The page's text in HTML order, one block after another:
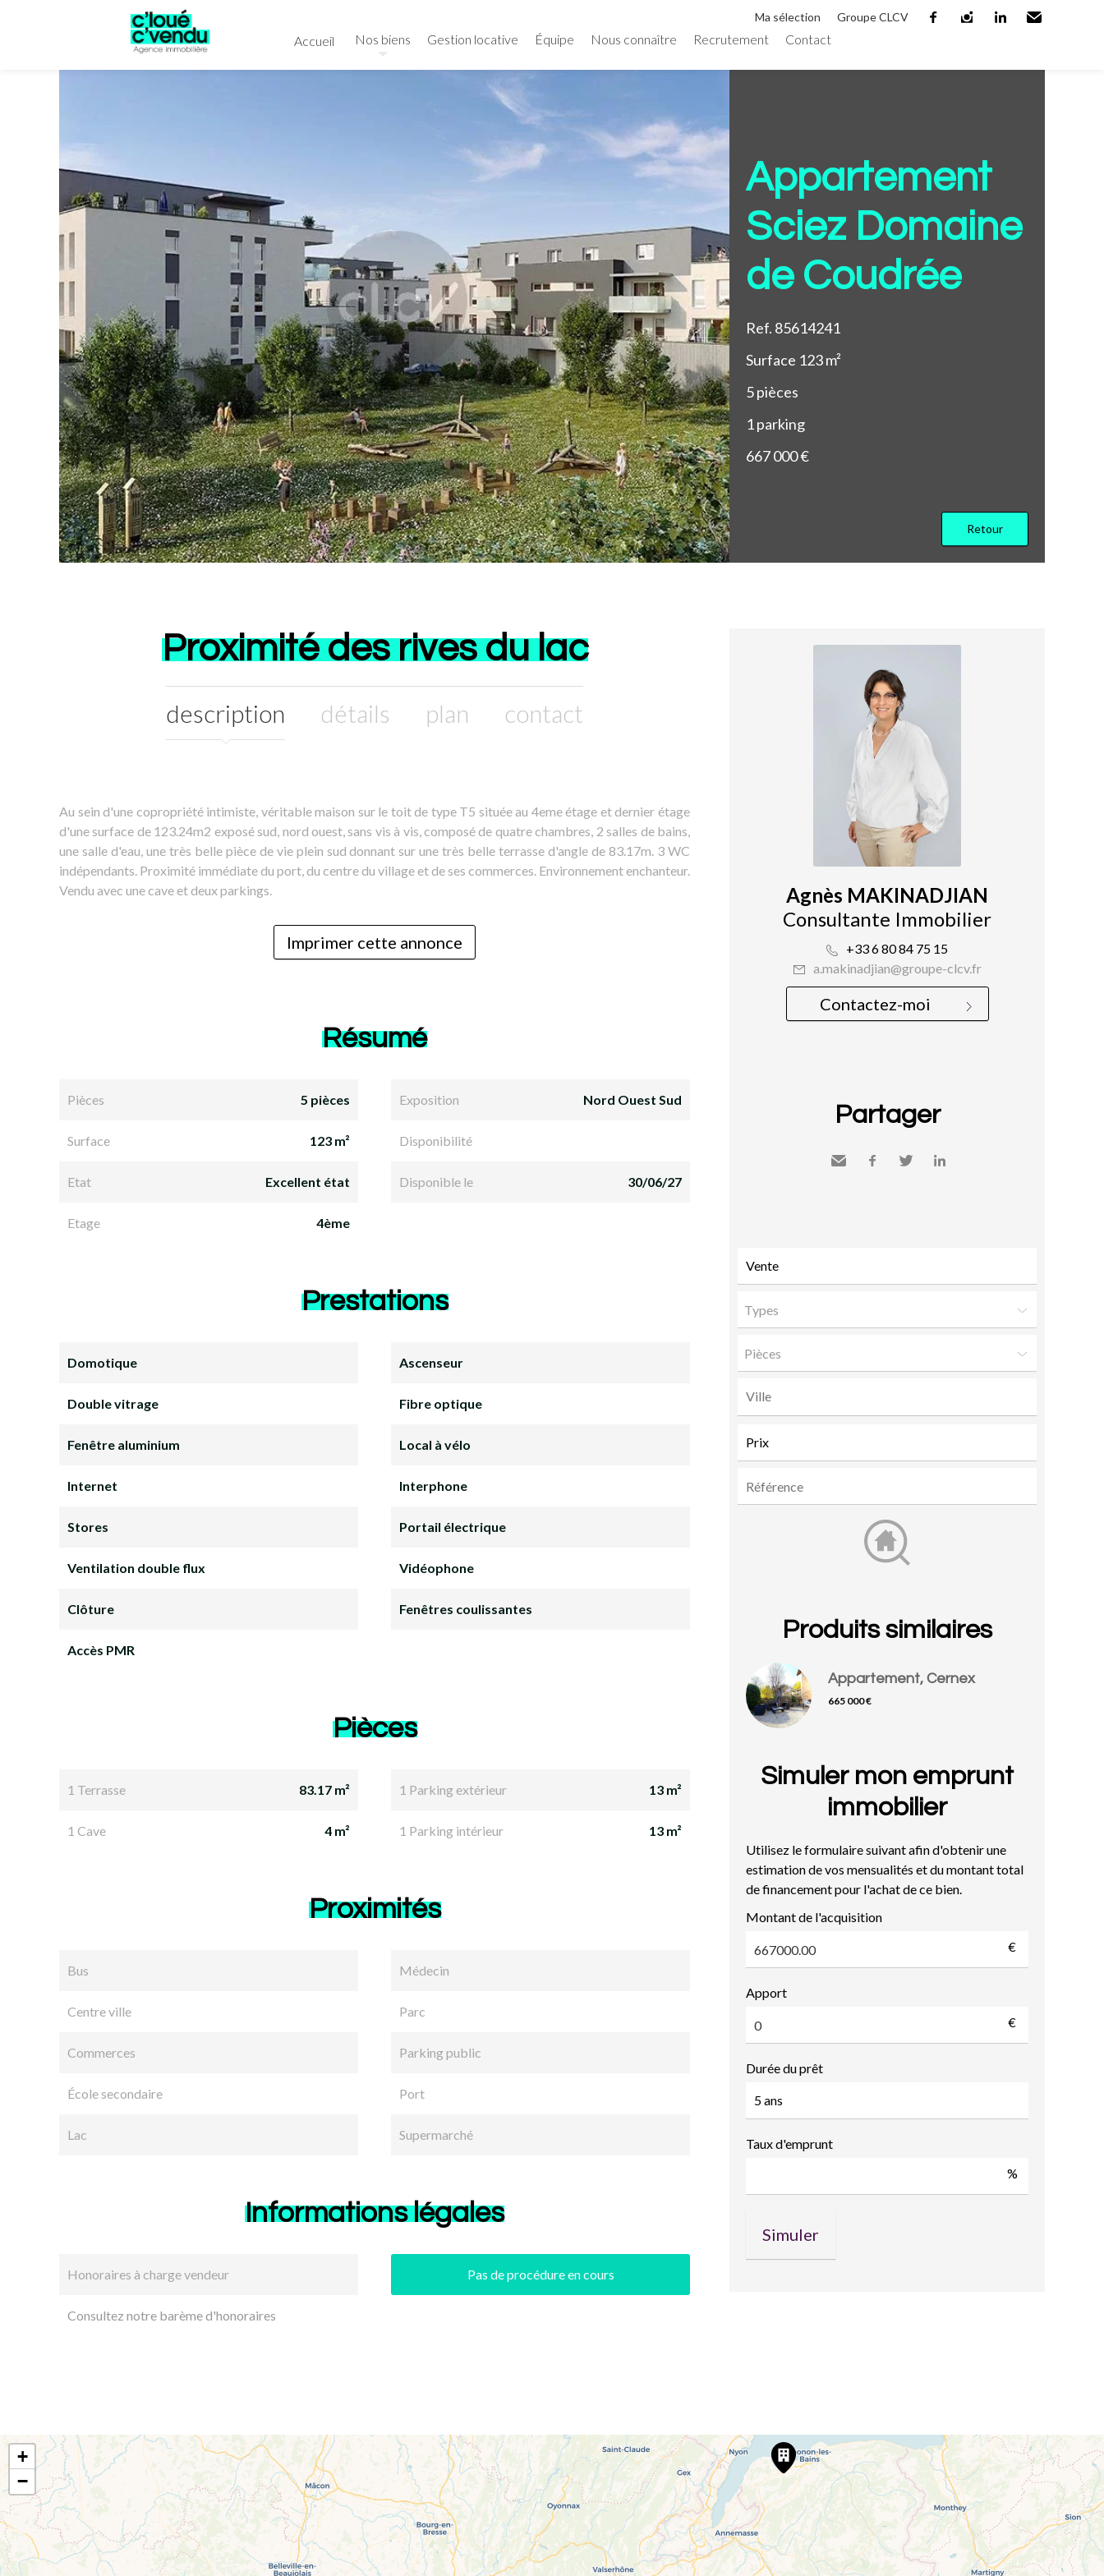
Ma sélection Groupe CLCV
Accueil Nos biens Gestion locative Équipe Nous connaître Recrutement Contact
Retour
Appartement
Sciez Domaine
de Coudrée
Ref. 85614241
Surface 123 m²
5pièces
1parking
667 000 €
Proximité des rives du lac
description détails plan contact
Au sein d'une copropriété intimiste, véritable maison sur le toit de type T5 située au 4eme étage et dernier étage
d'une surface de 123.24m2 exposé sud, nord ouest, sans vis à vis, composé de quatre chambres, 2 salles de bains,
une salle d'eau, une très belle pièce de vie plein sud donnant sur une très belle terrasse d'angle de 83.17m. 3 WC
indépendants. Proximité immédiate du port, du centre du village et de ses commerces. Environnement enchanteur.
Vendu avec une cave et deux parkings.
Imprimer cette annonce
Résumé
Pièces 5 pièces
Surface 123 m²
Etat Excellent état
Etage 4ème
Exposition Nord Ouest Sud
Disponibilité
Disponible le 30/06/27
Prestations
Domotique
Double vitrage
Fenêtre aluminium
Internet
Stores
Ventilation double flux
Clôture
Accès PMR
Ascenseur
Fibre optique
Local à vélo
Interphone
Portail électrique
Vidéophone
Fenêtres coulissantes
Pièces
1 Terrasse 83.17 m²
1 Cave 4 m²
1 Parking extérieur 13 m²
1 Parking intérieur 13 m²
Proximités
Bus
Centre ville
Commerces
École secondaire
Lac
Médecin
Parc
Parking public
Port
Supermarché
Informations légales
Honoraires à charge vendeur
Consultez notre barème d'honoraires
Pas de procédure en cours
Agnès MAKINADJIAN
Consultante Immobilier
+33 6 80 84 75 15
a.makinadjian@groupe-clcv.fr
Contactez-moi
Partager
Types
Pièces
Produits similaires
Appartement, Cernex
665 000 €
Simuler mon emprunt
immobilier
Utilisez le formulaire suivant afin d'obtenir une
estimation de vos mensualités et du montant total
de financement pour l'achat de ce bien.
Montant de l'acquisition
€
Apport
€
Durée du prêt
Taux d'emprunt
%
+
−